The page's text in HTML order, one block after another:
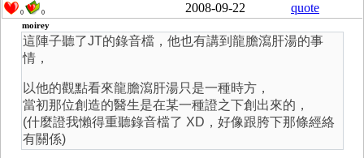
0 0 2008-09-22 quote
moirey
這陣子聽了JT的錄音檔，他也有講到龍膽瀉肝湯的事
情，
以他的觀點看來龍膽瀉肝湯只是一種時方，
當初那位創造的醫生是在某一種證之下創出來的，
(什麼證我懶得重聽錄音檔了 XD，好像跟胯下那條經絡
有關係)